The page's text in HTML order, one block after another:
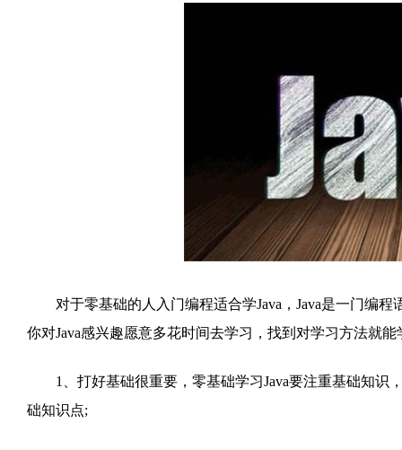
对于零基础的人入门编程适合学Java，Java是一门编程
你对Java感兴趣愿意多花时间去学习，找到对学习方法就能
1、打好基础很重要，零基础学习Java要注重基础知识
础知识点;